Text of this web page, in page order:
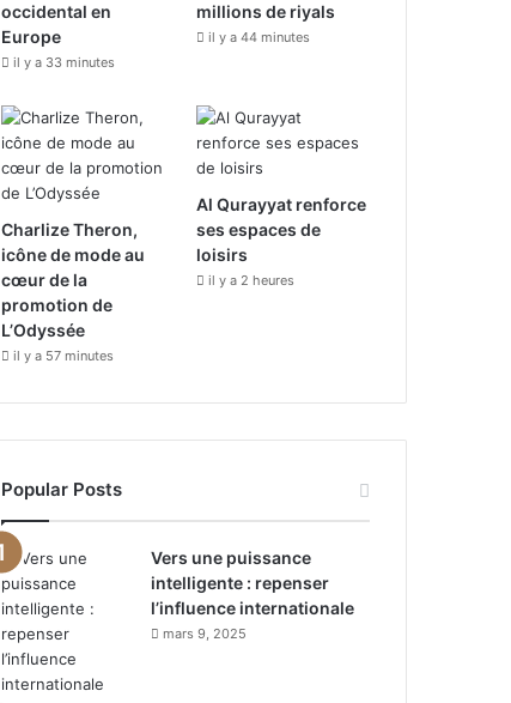
a
occidental en
Europe
il y a 33 minutes
millions de riyals
il y a 44 minutes
Charlize Theron,
icône de mode au
cœur de la
promotion de
L’Odyssée
il y a 57 minutes
Al Qurayyat renforce
ses espaces de
loisirs
il y a 2 heures
Popular Posts
Vers une puissance
intelligente : repenser
l’influence internationale
mars 9, 2025